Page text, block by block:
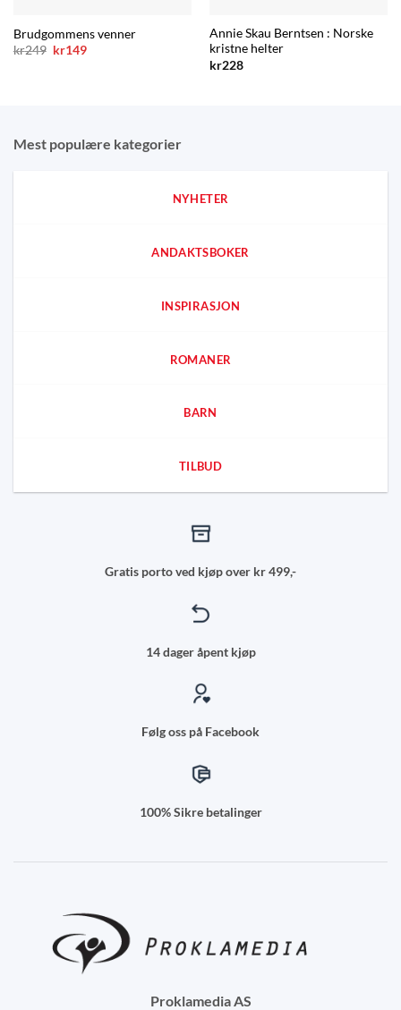
Brudgommens venner
kr249 Opprinnelig
kr149Nåværende
Annie Skau Berntsen : Norske
kristne helter
kr228
Mest populære kategorier
NYHETER
ANDAKTSBOKER
INSPIRASJON
ROMANER
BARN
TILBUD
Gratis porto ved kjøp over kr 499,-
14 dager åpent kjøp
Følg oss på Facebook
100% Sikre betalinger
Proklamedia AS